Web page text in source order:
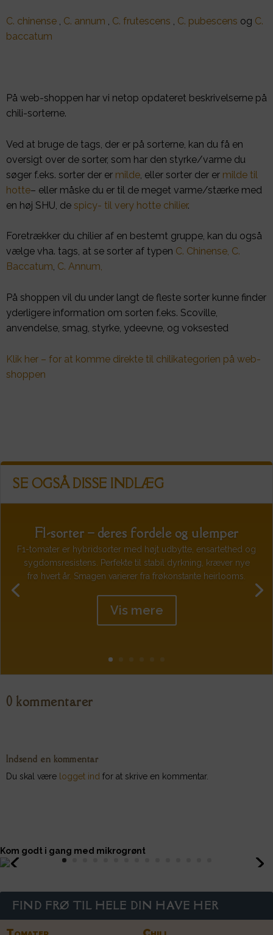
C. chinense , C. annum , C. frutescens , C. pubescens og C.
baccatum
På web-shoppen har vi netop opdateret beskrivelserne på
chili-sorterne.
Ved at bruge de tags, der er på sorterne, kan du få en
oversigt over de sorter, som har den styrke/varme du
søger f.eks. sorter der er milde , eller sorter der er milde til
hotte– eller måske du er til de meget varme/stærke med
en høj SHU, de spicy- til very hotte chilier.
Foretrækker du chilier af en bestemt gruppe, kan du også
vælge vha. tags, at se sorter af typen C. Chinense, C.
Baccatum, C. Annum,
På shoppen vil du under langt de fleste sorter kunne finder
yderligere information om sorten f.eks. Scoville,
anvendelse, smag, styrke, ydeevne, og voksested
Klik her – for at komme direkte til chilikategorien på web-
shoppen
SE OGSÅ DISSE INDLÆG
F1-sorter – deres fordele og ulemper
F1-tomater er hybridsorter med højt udbytte, ensartethed og
sygdomsresistens. Perfekte til stabil dyrkning, kræver nye
frø hvert år. Smagen varierer fra frøkonstante heirlooms.
Vis mere
0 kommentarer
Indsend en kommentar
Du skal være logget ind for at skrive en kommentar.
Kom godt i gang med mikrogrønt
FIND FRØ TIL HELE DIN HAVE HER